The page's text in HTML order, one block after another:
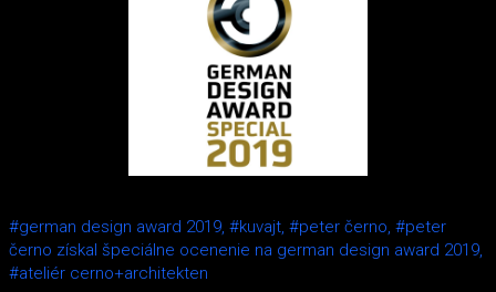
#german design award 2019, #kuvajt, #peter černo, #peter
černo získal špeciálne ocenenie na german design award 2019,
#ateliér cerno+architekten